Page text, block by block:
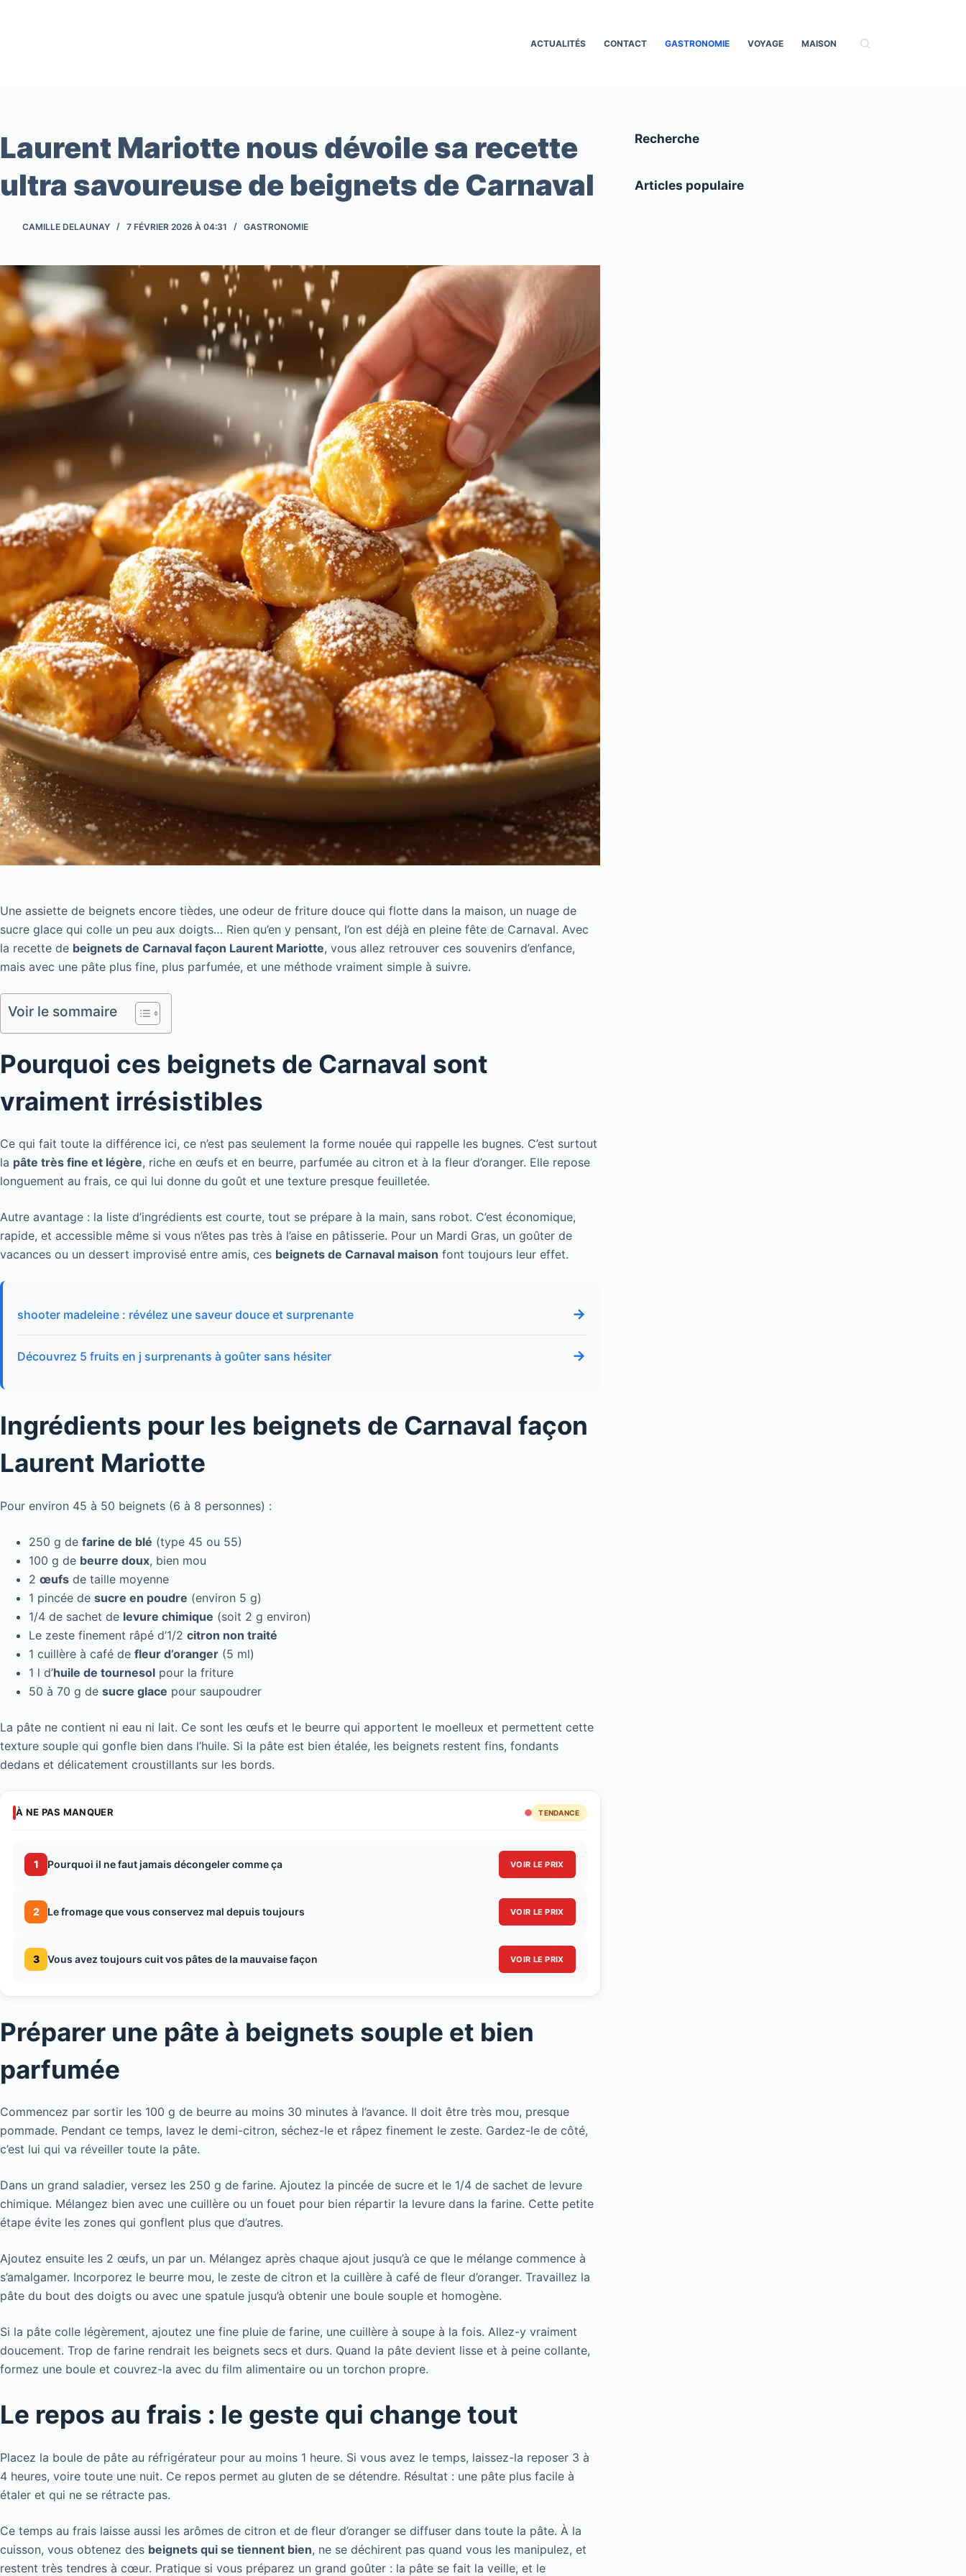
ACTUALITÉS CONTACT GASTRONOMIE VOYAGE MAISON
Laurent Mariotte nous dévoile sa recette
ultra savoureuse de beignets de Carnaval
CAMILLE DELAUNAY 7 FÉVRIER 2026 À 04:31 GASTRONOMIE
Une assiette de beignets encore tièdes, une odeur de friture douce qui flotte dans la maison, un nuage de
sucre glace qui colle un peu aux doigts… Rien qu’en y pensant, l’on est déjà en pleine fête de Carnaval. Avec
la recette de beignets de Carnaval façon Laurent Mariotte, vous allez retrouver ces souvenirs d’enfance,
mais avec une pâte plus fine, plus parfumée, et une méthode vraiment simple à suivre.
Voir le sommaire
Pourquoi ces beignets de Carnaval sont
vraiment irrésistibles
Ce qui fait toute la différence ici, ce n’est pas seulement la forme nouée qui rappelle les bugnes. C’est surtout
la pâte très fine et légère, riche en œufs et en beurre, parfumée au citron et à la fleur d’oranger. Elle repose
longuement au frais, ce qui lui donne du goût et une texture presque feuilletée.
Autre avantage : la liste d’ingrédients est courte, tout se prépare à la main, sans robot. C’est économique,
rapide, et accessible même si vous n’êtes pas très à l’aise en pâtisserie. Pour un Mardi Gras, un goûter de
vacances ou un dessert improvisé entre amis, ces beignets de Carnaval maison font toujours leur effet.
shooter madeleine : révélez une saveur douce et surprenante →
Découvrez 5 fruits en j surprenants à goûter sans hésiter →
Ingrédients pour les beignets de Carnaval façon
Laurent Mariotte
Pour environ 45 à 50 beignets (6 à 8 personnes) :
250 g de farine de blé (type 45 ou 55)
100 g de beurre doux, bien mou
2 œufs de taille moyenne
1 pincée de sucre en poudre (environ 5 g)
1/4 de sachet de levure chimique (soit 2 g environ)
Le zeste finement râpé d’1/2 citron non traité
1 cuillère à café de fleur d’oranger (5 ml)
1 l d’huile de tournesol pour la friture
50 à 70 g de sucre glace pour saupoudrer
La pâte ne contient ni eau ni lait. Ce sont les œufs et le beurre qui apportent le moelleux et permettent cette
texture souple qui gonfle bien dans l’huile. Si la pâte est bien étalée, les beignets restent fins, fondants
dedans et délicatement croustillants sur les bords.
À NE PAS MANQUER TENDANCE
1 Pourquoi il ne faut jamais décongeler comme ça VOIR LE PRIX
2 Le fromage que vous conservez mal depuis toujours VOIR LE PRIX
3 Vous avez toujours cuit vos pâtes de la mauvaise façon VOIR LE PRIX
Préparer une pâte à beignets souple et bien
parfumée
Commencez par sortir les 100 g de beurre au moins 30 minutes à l’avance. Il doit être très mou, presque
pommade. Pendant ce temps, lavez le demi-citron, séchez-le et râpez finement le zeste. Gardez-le de côté,
c’est lui qui va réveiller toute la pâte.
Dans un grand saladier, versez les 250 g de farine. Ajoutez la pincée de sucre et le 1/4 de sachet de levure
chimique. Mélangez bien avec une cuillère ou un fouet pour bien répartir la levure dans la farine. Cette petite
étape évite les zones qui gonflent plus que d’autres.
Ajoutez ensuite les 2 œufs, un par un. Mélangez après chaque ajout jusqu’à ce que le mélange commence à
s’amalgamer. Incorporez le beurre mou, le zeste de citron et la cuillère à café de fleur d’oranger. Travaillez la
pâte du bout des doigts ou avec une spatule jusqu’à obtenir une boule souple et homogène.
Si la pâte colle légèrement, ajoutez une fine pluie de farine, une cuillère à soupe à la fois. Allez-y vraiment
doucement. Trop de farine rendrait les beignets secs et durs. Quand la pâte devient lisse et à peine collante,
formez une boule et couvrez-la avec du film alimentaire ou un torchon propre.
Le repos au frais : le geste qui change tout
Placez la boule de pâte au réfrigérateur pour au moins 1 heure. Si vous avez le temps, laissez-la reposer 3 à
4 heures, voire toute une nuit. Ce repos permet au gluten de se détendre. Résultat : une pâte plus facile à
étaler et qui ne se rétracte pas.
Ce temps au frais laisse aussi les arômes de citron et de fleur d’oranger se diffuser dans toute la pâte. À la
cuisson, vous obtenez des beignets qui se tiennent bien, ne se déchirent pas quand vous les manipulez, et
restent très tendres à cœur. Pratique si vous préparez un grand goûter : la pâte se fait la veille, et le
Recherche
Articles populaire